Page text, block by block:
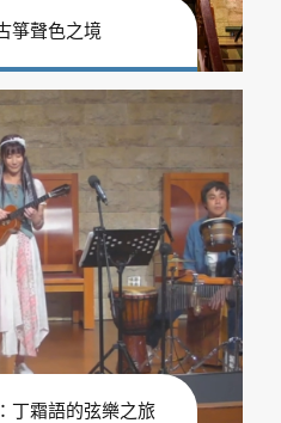
箏聲色之境
丁霜語的弦樂之旅